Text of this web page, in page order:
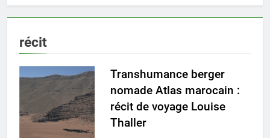
récit
Transhumance berger
nomade Atlas marocain :
récit de voyage Louise
Thaller